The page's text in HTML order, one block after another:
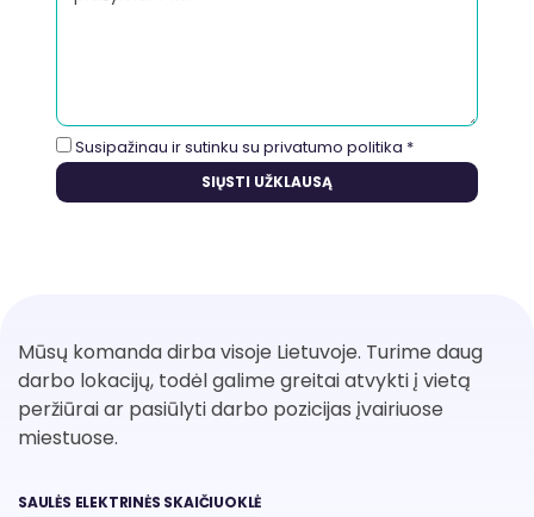
Susipažinau ir sutinku su privatumo politika *
Mūsų komanda dirba visoje Lietuvoje. Turime daug
darbo lokacijų, todėl galime greitai atvykti į vietą
peržiūrai ar pasiūlyti darbo pozicijas įvairiuose
miestuose.
SAULĖS ELEKTRINĖS SKAIČIUOKLĖ